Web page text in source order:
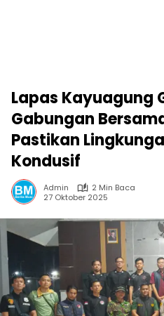
Lapas Kayuagung
Gabungan
Pastikan
Kondusif
Admin
2 Min Baca
27 Oktober 2025